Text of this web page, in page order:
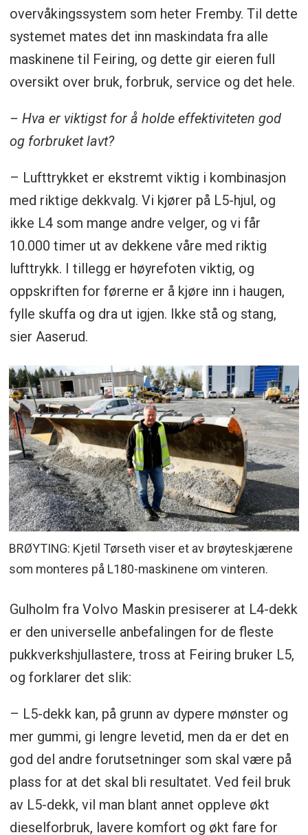
overvåkingssystem som heter Fremby. Til dette
systemet mates det inn maskindata fra alle
maskinene til Feiring, og dette gir eieren full
oversikt over bruk, forbruk, service og det hele.
– Hva er viktigst for å holde effektiviteten god
og forbruket lavt?
– Lufttrykket er ekstremt viktig i kombinasjon
med riktige dekkvalg. Vi kjører på L5-hjul, og
ikke L4 som mange andre velger, og vi får
10.000 timer ut av dekkene våre med riktig
lufttrykk. I tillegg er høyrefoten viktig, og
oppskriften for førerne er å kjøre inn i haugen,
fylle skuffa og dra ut igjen. Ikke stå og stang,
sier Aaserud.
BRØYTING: Kjetil Tørseth viser et av brøyteskjærene
som monteres på L180-maskinene om vinteren.
Gulholm fra Volvo Maskin presiserer at L4-dekk
er den universelle anbefalingen for de fleste
pukkverkshjullastere, tross at Feiring bruker L5,
og forklarer det slik:
– L5-dekk kan, på grunn av dypere mønster og
mer gummi, gi lengre levetid, men da er det en
god del andre forutsetninger som skal være på
plass for at det skal bli resultatet. Ved feil bruk
av L5-dekk, vil man blant annet oppleve økt
dieselforbruk, lavere komfort og økt fare for